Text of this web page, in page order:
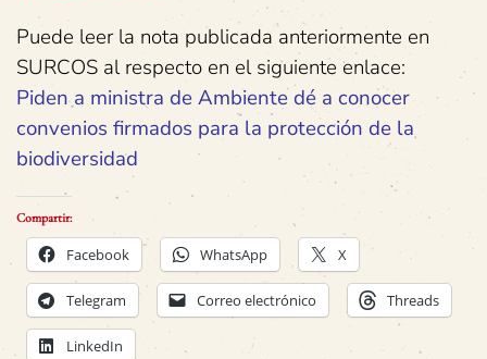
Puede leer la nota publicada anteriormente en
SURCOS al respecto en el siguiente enlace:
Piden a ministra de Ambiente dé a conocer
convenios firmados para la protección de la
biodiversidad
Compartir:
Facebook WhatsApp X
Telegram Correo electrónico Threads
LinkedIn